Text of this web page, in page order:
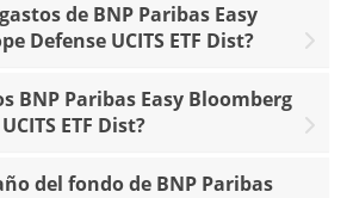
de BNP Paribas Easy
Defense UCITS ETF Dist?
BNP Paribas Easy Bloomberg
ETF Dist?
del fondo de BNP Paribas